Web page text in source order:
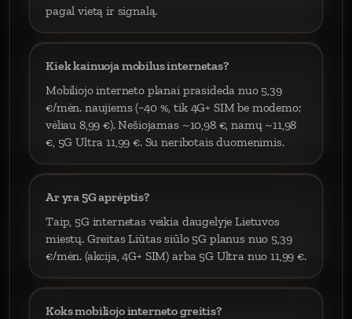
pagal vietą ir signalą.
Kiek kainuoja mobilus internetas?
Mobiliojo interneto planai prasideda nuo 5,39
€/mėn. naujiems (−40 %, tik 4G+ SIM be modemo;
vėliau 8,99 €). Nešiojamas ~10,98 €, namų ~11,98
€, 5G Ultra 11,99 €. Su neribotais duomenimis.
Ar yra 5G aprėptis?
Taip, 5G internetas veikia daugelyje Lietuvos
miestų. Greitas Liūtas siūlo 5G planus nuo 5,39
€/mėn. (akcija, 4G+ SIM) arba 5G Ultra nuo 11,99 €.
Koks mobiliojo interneto greitis?